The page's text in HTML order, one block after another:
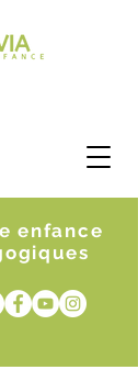
enfance